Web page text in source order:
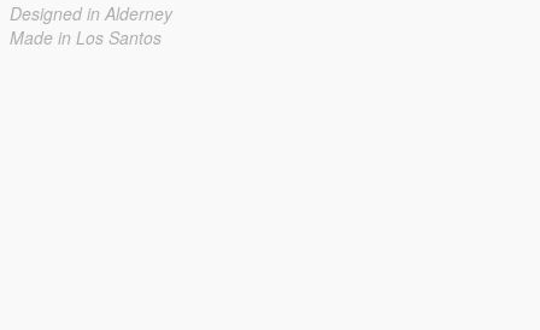
Designed in Alderney
Made in Los Santos